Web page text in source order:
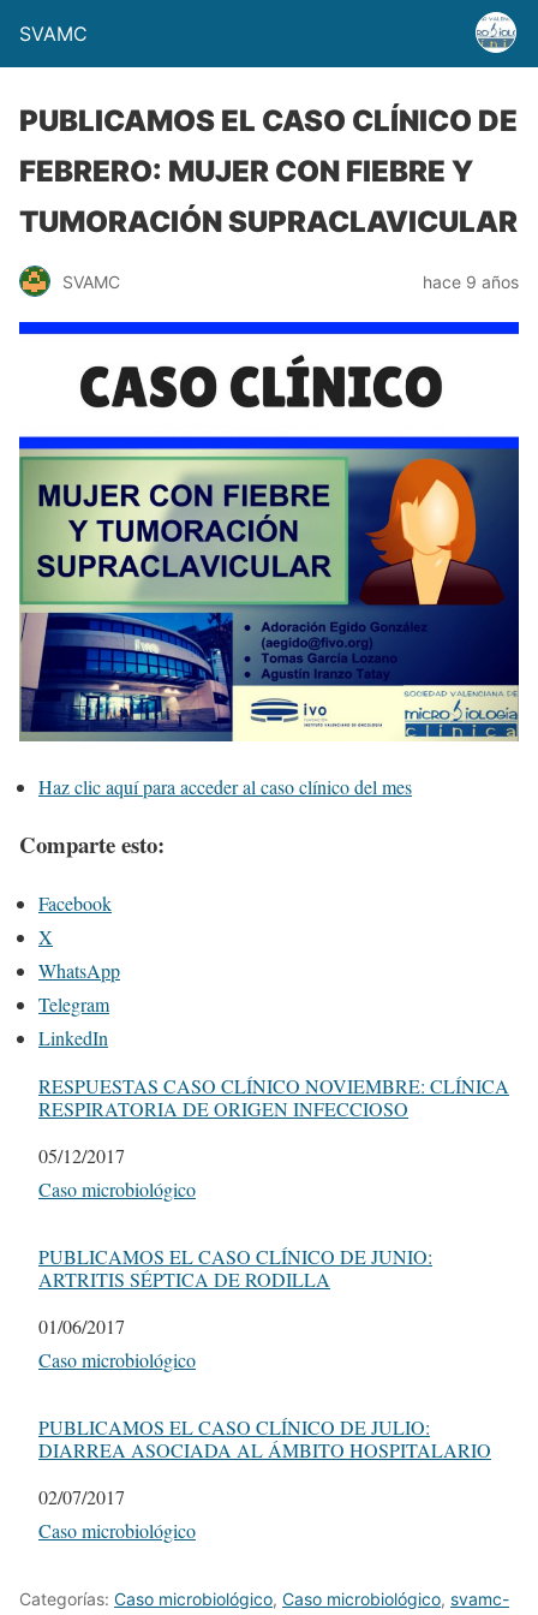
SVAMC
PUBLICAMOS EL CASO CLÍNICO DE
FEBRERO: MUJER CON FIEBRE Y
TUMORACIÓN SUPRACLAVICULAR
SVAMC hace 9 años
Haz clic aquí para acceder al caso clínico del mes
Comparte esto:
Facebook
X
WhatsApp
Telegram
LinkedIn
RESPUESTAS CASO CLÍNICO NOVIEMBRE: CLÍNICA
RESPIRATORIA DE ORIGEN INFECCIOSO
Fecha
05/12/2017
Respecto a
Caso microbiológico
PUBLICAMOS EL CASO CLÍNICO DE JUNIO:
ARTRITIS SÉPTICA DE RODILLA
Fecha
01/06/2017
Respecto a
Caso microbiológico
PUBLICAMOS EL CASO CLÍNICO DE JULIO:
DIARREA ASOCIADA AL ÁMBITO HOSPITALARIO
Fecha
02/07/2017
Respecto a
Caso microbiológico
Categorías: Caso microbiológico, Caso microbiológico, svamc-